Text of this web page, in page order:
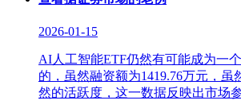
2026-01-15
AI人工智能ETF仍然有可能成为一
的，虽然融资额为1419.76万元，虽
然的活跃度，这一数据反映出市场